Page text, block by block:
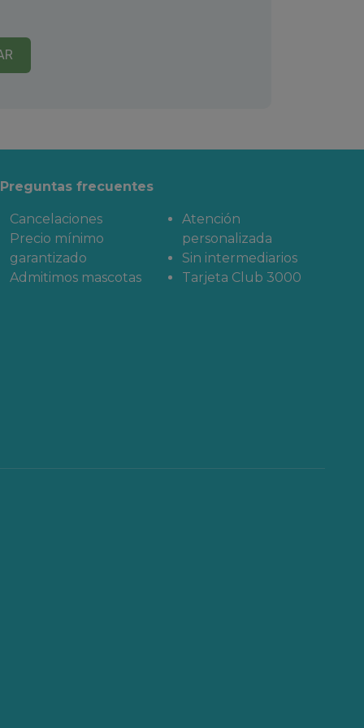
Preguntas frecuentes
Cancelaciones
Precio mínimo
garantizado
Admitimos mascotas
Atención
personalizada
Sin intermediarios
Tarjeta Club 3000